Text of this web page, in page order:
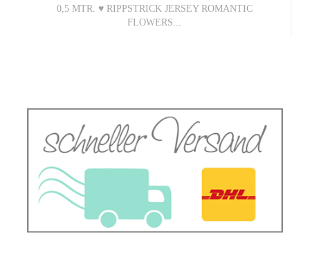
0,5 MTR. ♥ RIPPSTRICK JERSEY ROMANTIC
FLOWERS...